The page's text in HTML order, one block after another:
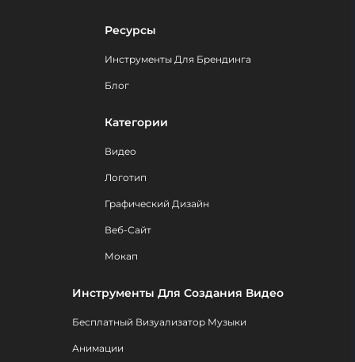
Ресурсы
Инструменты Для Брендинга
Блог
Категории
Видео
Логотип
Графический Дизайн
Веб-Сайт
Мокап
Инструменты Для Создания Видео
Бесплатный Визуализатор Музыки
Анимации